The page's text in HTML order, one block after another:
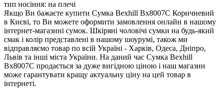
тип носіння: на плечі
Якщо Ви бажаєте купити Сумка Bexhill Bx8007C Коричневий
в Києві, то Ви можете оформити замовлення онлайн в нашому
інтернет-магазині сумок. Шкіряні чоловічі сумки на будь-який
смак і колір представлені в нашому шоурумі, також ми
відправляємо товар по всій Україні - Харків, Одеса, Дніпро,
Львів та інші міста України. На даний час Сумка Bexhill
Bx8007C продається за дуже вигідною ціною і наш магазин
може гарантувати кращу актуальну ціну на цей товар в
інтернеті.